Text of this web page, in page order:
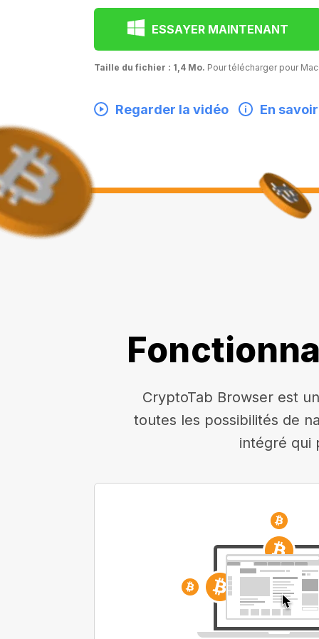
ESSAYER MAINTENANT
Taille du fichier : 1,4 Mo. Pour télécharger pour
Regarder la vidéo En
CryptoTab Browser est
toutes les possibilités de
intégré qui